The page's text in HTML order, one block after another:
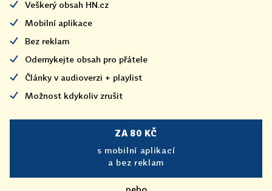
Veškerý obsah HN.cz
Mobilní aplikace
Bez reklam
Odemykejte obsah pro přátele
Články v audioverzi + playlist
Možnost kdykoliv zrušit
ZA 80 KČ
s mobilní aplikací
a bez reklam